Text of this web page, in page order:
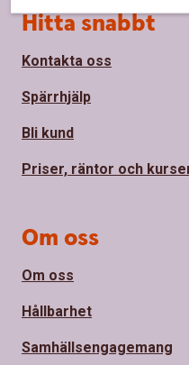
Sidfot
Hitta snabbt
Kontakta oss
Spärrhjälp
Bli kund
Priser, räntor och
Om oss
Om oss
Hållbarhet
Samhällsengagemang